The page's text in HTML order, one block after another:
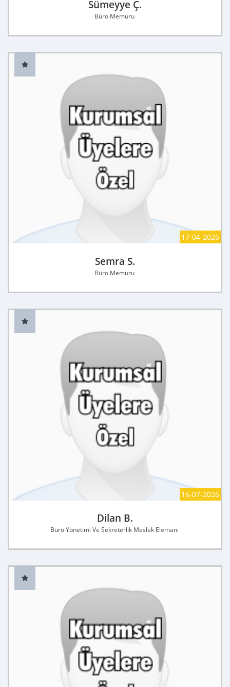
Sümeyye Ç.
Büro Memuru
17-04-2026
Semra S.
Büro Memuru
16-07-2026
Dilan B.
Büro Yönetimi Ve Sekreterlik Meslek Elemanı